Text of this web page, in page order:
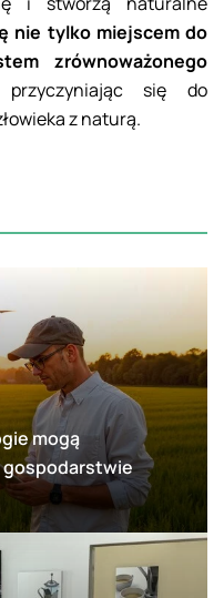
nie tylko miejscem do
zrównoważonego
się do
z naturą.
mogą
gospodarstwie